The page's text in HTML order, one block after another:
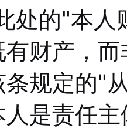
处的"本人
财产，
规定的"
是责任